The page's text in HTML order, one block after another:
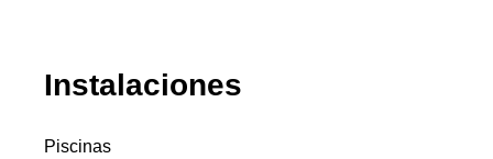
Instalaciones
Piscinas